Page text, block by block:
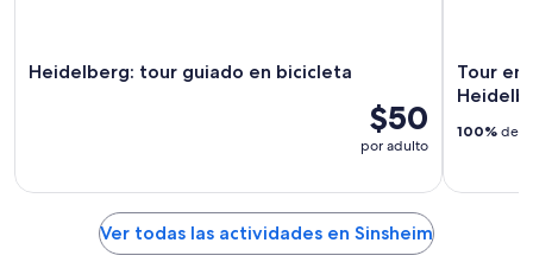
Heidelberg: tour guiado en bicicleta
$50
por adulto
Tour en
100% de
Ver todas las actividades en Sinsheim